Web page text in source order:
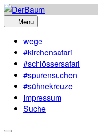
Skip
to
Menu
wege
#kirchensafari
#schlössersafari
#spurensuchen
#sühnekreuze
Impressum
Suche